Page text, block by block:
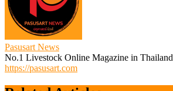
Pasusart News
No.1 Livestock Online Magazine in Thailand
https://pasusart.com